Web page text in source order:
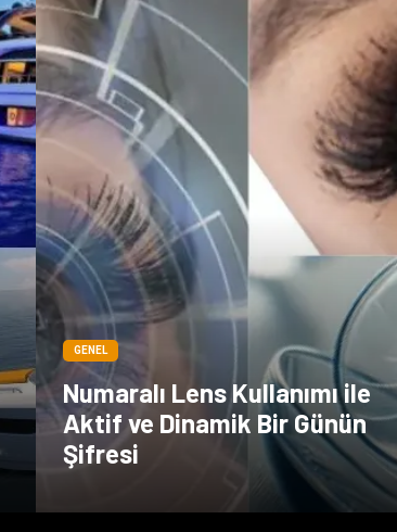
Alüminyum
GENEL
Numaralı Lens Kullanımı ile
Aktif ve Dinamik Bir Günün
Şifresi